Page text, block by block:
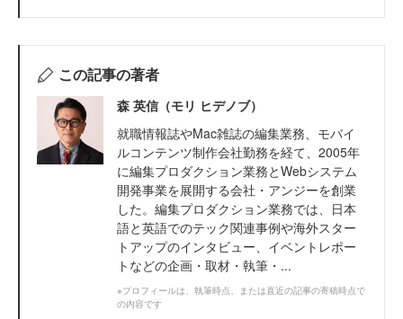
この記事の著者
森 英信（モリ ヒデノブ）
就職情報誌やMac雑誌の編集業務、モバイ
ルコンテンツ制作会社勤務を経て、2005年
に編集プロダクション業務とWebシステム
開発事業を展開する会社・アンジーを創業
した。編集プロダクション業務では、日本
語と英語でのテック関連事例や海外スター
トアップのインタビュー、イベントレポー
トなどの企画・取材・執筆・...
※プロフィールは、執筆時点、または直近の記事の寄稿時点で
の内容です